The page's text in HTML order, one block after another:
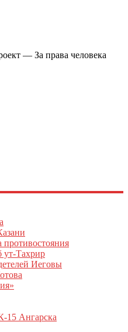
— За права человека
ут-Тахрир
Иеговы
15 Ангарска